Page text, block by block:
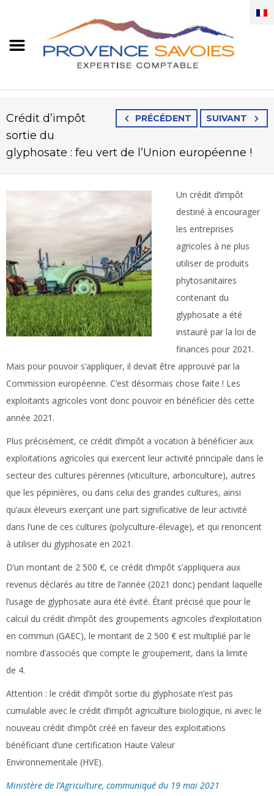
PRÉCÉDENT SUIVANT
Crédit d’impôt
sortie du
glyphosate : feu vert de l’Union européenne !
Un crédit d’impôt
destiné à encourager
les entreprises
agricoles à ne plus
utiliser de produits
phytosanitaires
contenant du
glyphosate a été
instauré par la loi de
finances pour 2021.
Mais pour pouvoir s’appliquer, il devait être approuvé par la
Commission européenne. C’est désormais chose faite ! Les
exploitants agricoles vont donc pouvoir en bénéficier dès cette
année 2021.
Plus précisément, ce crédit d’impôt a vocation à bénéficier aux
exploitations agricoles qui exercent leur activité principale dans le
secteur des cultures pérennes (viticulture, arboriculture), autres
que les pépinières, ou dans celui des grandes cultures, ainsi
qu’aux éleveurs exerçant une part significative de leur activité
dans l’une de ces cultures (polyculture-élevage), et qui renoncent
à utiliser du glyphosate en 2021.
D’un montant de 2 500 €, ce crédit d’impôt s’appliquera aux
revenus déclarés au titre de l’année (2021 donc) pendant laquelle
l’usage de glyphosate aura été évité. Étant précisé que pour le
calcul du crédit d’impôt des groupements agricoles d’exploitation
en commun (GAEC), le montant de 2 500 € est multiplié par le
nombre d’associés que compte le groupement, dans la limite
de 4.
Attention : le crédit d’impôt sortie du glyphosate n’est pas
cumulable avec le crédit d’impôt agriculture biologique, ni avec le
nouveau crédit d’impôt créé en faveur des exploitations
bénéficiant d’une certification Haute Valeur
Environnementale (HVE).
Ministère de l’Agriculture, communiqué du 19 mai 2021